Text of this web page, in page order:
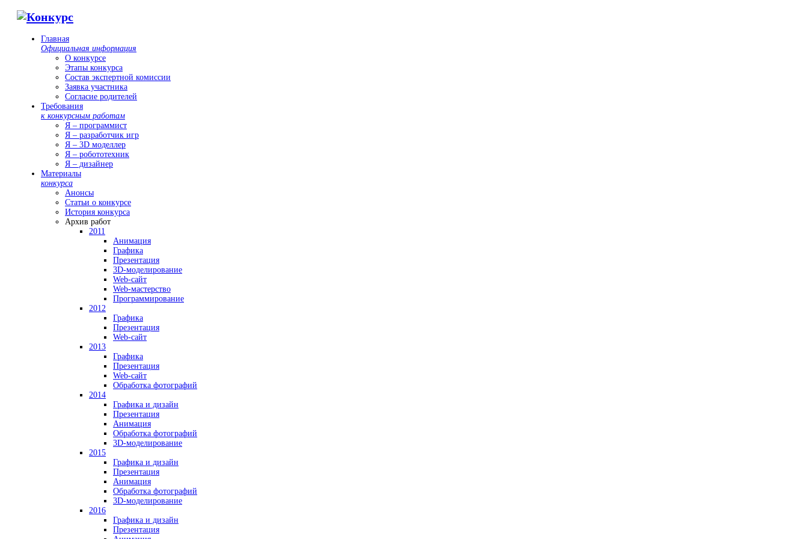
Главная
Официальная информация
О конкурсе
Этапы конкурса
Состав экспертной комиссии
Заявка участника
Согласие родителей
Требования
к конкурсным работам
Я – программист
Я – разработчик игр
Я – 3D моделлер
Я – робототехник
Я – дизайнер
Материалы
конкурса
Анонсы
Статьи о конкурсе
История конкурса
Архив работ
2011
Анимация
Графика
Презентация
3D-моделирование
Web-сайт
Web-мастерство
Программирование
2012
Графика
Презентация
Web-сайт
2013
Графика
Презентация
Web-сайт
Обработка фотографий
2014
Графика и дизайн
Презентация
Анимация
Обработка фотографий
3D-моделирование
2015
Графика и дизайн
Презентация
Анимация
Обработка фотографий
3D-моделирование
2016
Графика и дизайн
Презентация